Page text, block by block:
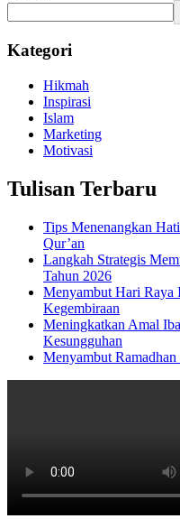
Kategori
Hikmah
Inspirasi
Islam
Marketing
Motivasi
Tulisan Terbaru
Tips Menenangkan
Qur’an
Langkah Strategis
Tahun 2026
Menyambut Hari Raya
Kegembiraan
Meningkatkan Amal
Kesungguhan
Menyambut